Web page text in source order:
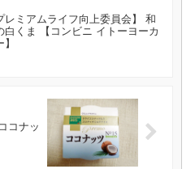
レミアムライフ向上委員会】 和
白くま 【コンビニ イトーヨーカ
コナッ